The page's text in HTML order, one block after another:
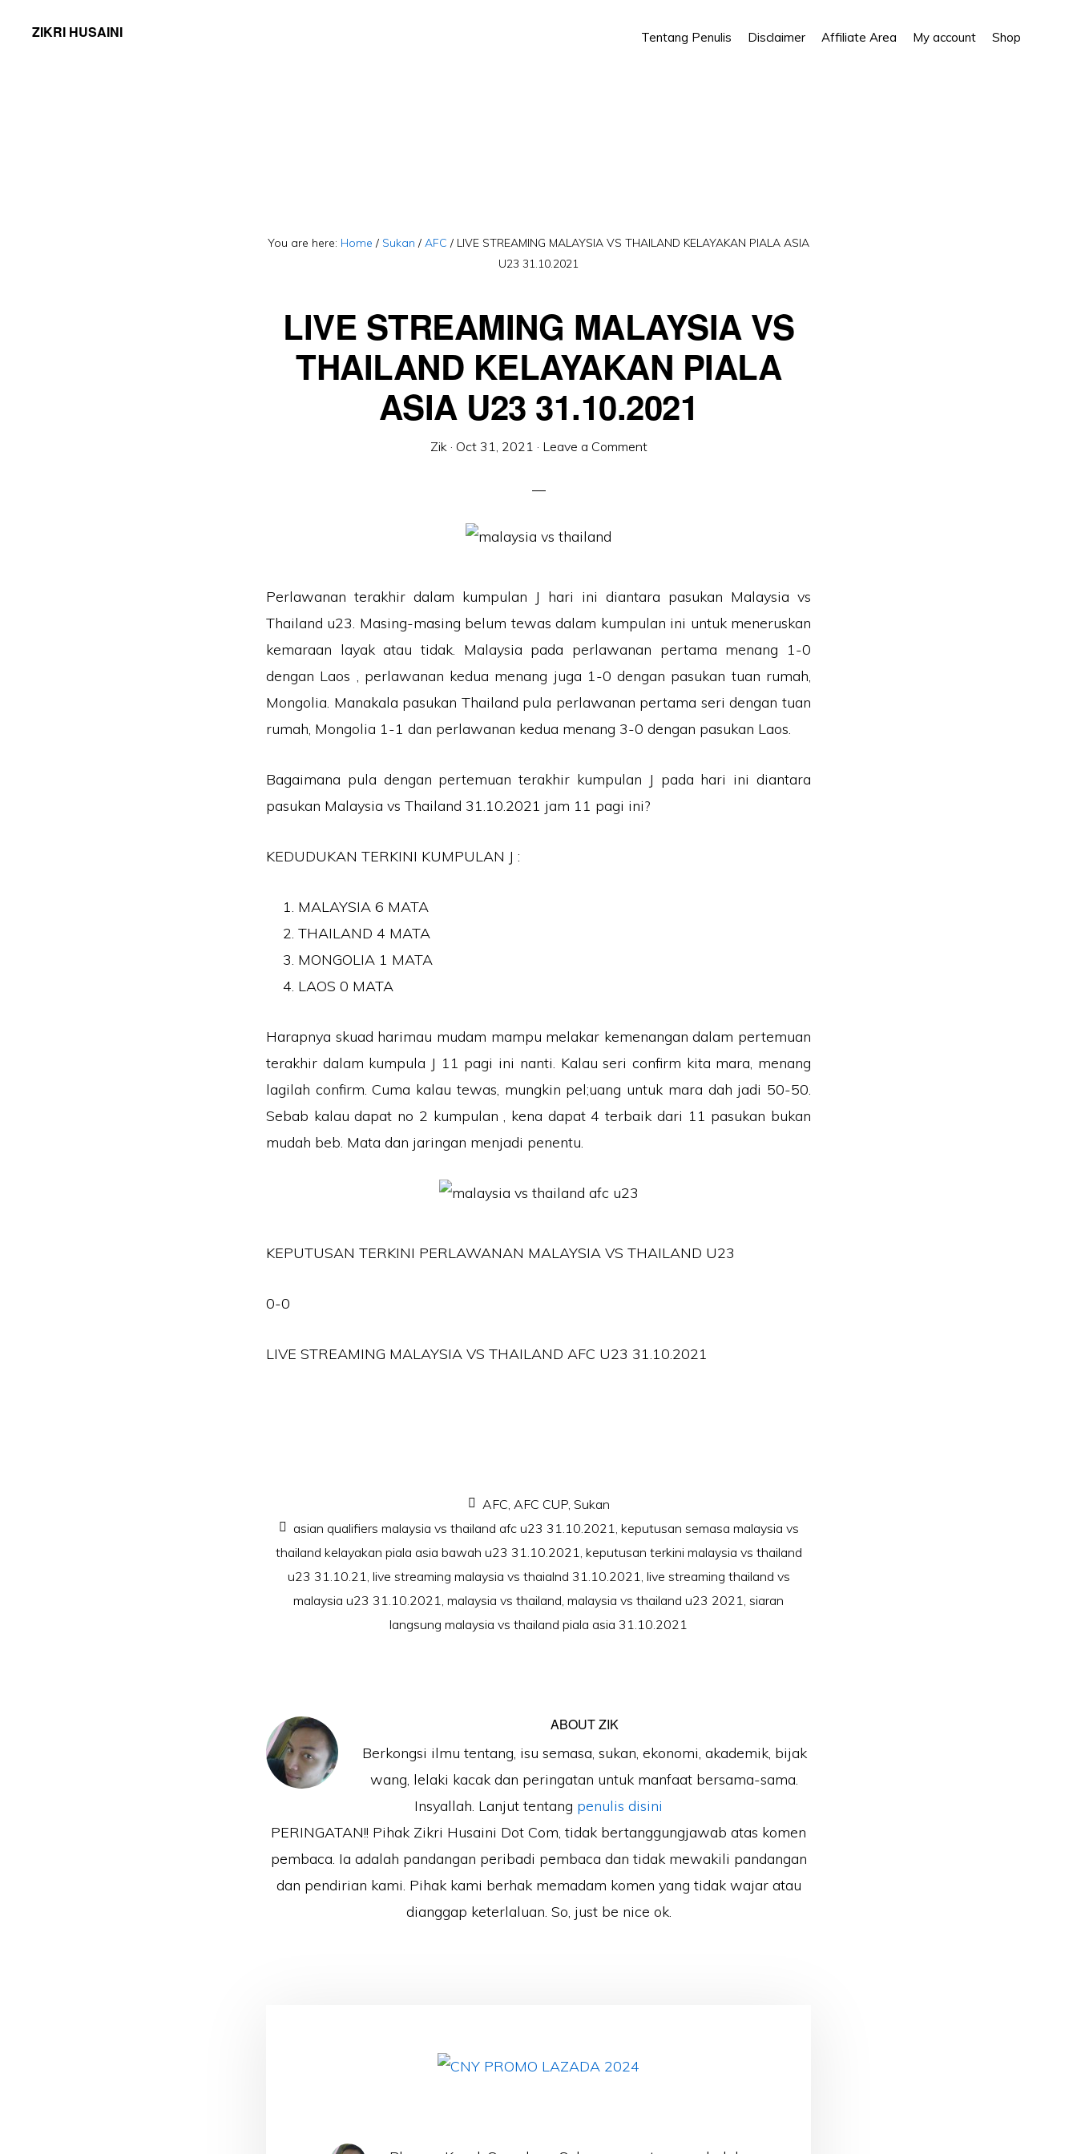
ZIKRI HUSAINI Tentang Penulis Disclaimer Affiliate Area My account Shop
You are here: Home / Sukan / AFC / LIVE STREAMING MALAYSIA VS THAILAND KELAYAKAN PIALA ASIA
U23 31.10.2021
LIVE STREAMING MALAYSIA VS
THAILAND KELAYAKAN PIALA
ASIA U23 31.10.2021
Zik· Oct 31, 2021 · Leave a Comment
Perlawanan terakhir dalam kumpulan J hari ini diantara pasukan Malaysia vs
Thailand u23. Masing-masing belum tewas dalam kumpulan ini untuk meneruskan
kemaraan layak atau tidak. Malaysia pada perlawanan pertama menang 1-0
dengan Laos , perlawanan kedua menang juga 1-0 dengan pasukan tuan rumah,
Mongolia. Manakala pasukan Thailand pula perlawanan pertama seri dengan tuan
rumah, Mongolia 1-1 dan perlawanan kedua menang 3-0 dengan pasukan Laos.
Bagaimana pula dengan pertemuan terakhir kumpulan J pada hari ini diantara
pasukan Malaysia vs Thailand 31.10.2021 jam 11 pagi ini?
KEDUDUKAN TERKINI KUMPULAN J :
MALAYSIA 6 MATA
THAILAND 4 MATA
MONGOLIA 1 MATA
LAOS 0 MATA
Harapnya skuad harimau mudam mampu melakar kemenangan dalam pertemuan
terakhir dalam kumpula J 11 pagi ini nanti. Kalau seri confirm kita mara, menang
lagilah confirm. Cuma kalau tewas, mungkin pel;uang untuk mara dah jadi 50-50.
Sebab kalau dapat no 2 kumpulan , kena dapat 4 terbaik dari 11 pasukan bukan
mudah beb. Mata dan jaringan menjadi penentu.
KEPUTUSAN TERKINI PERLAWANAN MALAYSIA VS THAILAND U23
0-0
LIVE STREAMING MALAYSIA VS THAILAND AFC U23 31.10.2021
AFC, AFC CUP, Sukan
asian qualifiers malaysia vs thailand afc u23 31.10.2021, keputusan semasa malaysia vs
thailand kelayakan piala asia bawah u23 31.10.2021, keputusan terkini malaysia vs thailand
u23 31.10.21, live streaming malaysia vs thaialnd 31.10.2021, live streaming thailand vs
malaysia u23 31.10.2021, malaysia vs thailand, malaysia vs thailand u23 2021, siaran
langsung malaysia vs thailand piala asia 31.10.2021
ABOUTZIK
Berkongsi ilmu tentang, isu semasa, sukan, ekonomi, akademik, bijak
wang, lelaki kacak dan peringatan untuk manfaat bersama-sama.
Insyallah. Lanjut tentang penulis disini
PERINGATAN!! Pihak Zikri Husaini Dot Com, tidak bertanggungjawab atas komen
pembaca. Ia adalah pandangan peribadi pembaca dan tidak mewakili pandangan
dan pendirian kami. Pihak kami berhak memadam komen yang tidak wajar atau
dianggap keterlaluan. So, just be nice ok.